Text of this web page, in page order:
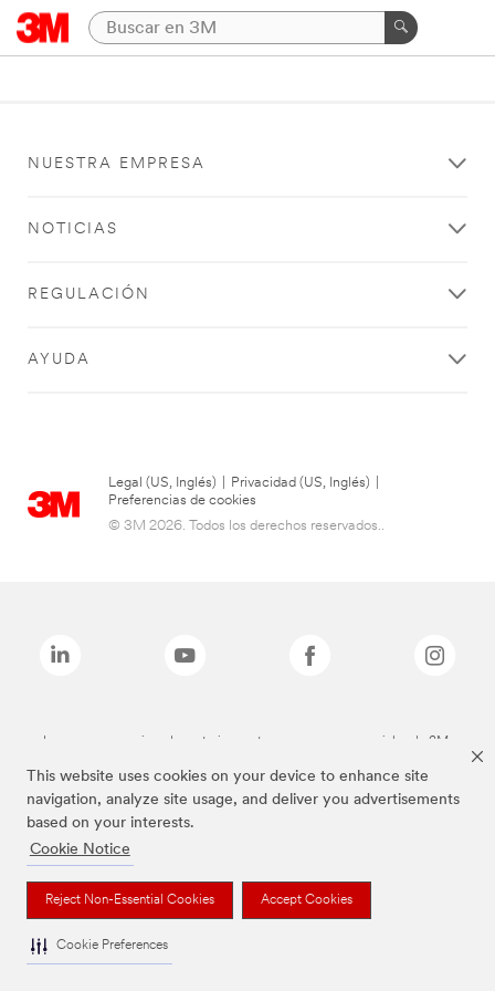
This website uses cookies on your device to enhance site
navigation, analyze site usage, and deliver you advertisements
based on your interests.
Cookie Notice
Reject Non-Essential Cookies Accept Cookies
Cookie Preferences
NUESTRA EMPRESA
NOTICIAS
REGULACIÓN
AYUDA
Legal (US, Inglés) Privacidad (US, Inglés)
Preferencias de cookies
© 3M 2026. Todos los derechos reservados..
Las marcas mencionadas anteriormente son marcas comerciales de 3M.